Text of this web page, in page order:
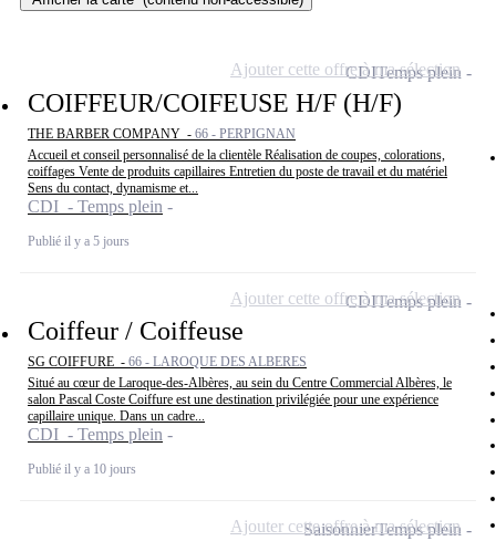
COIFFEUR/COIFEUSE H/F (H/F)
THE BARBER COMPANY - 66 - PERPIGNAN
Accueil et conseil personnalisé de la clientèle Réalisation de coupes, colorations,
coiffages Vente de produits capillaires Entretien du poste de travail et du matériel
Sens du contact, dynamisme et...
CDI - Temps plein
Publié il y a 5 jours
CDITemps plein
Ajouter cette offre à ma sélection
Coiffeur / Coiffeuse
SG COIFFURE - 66 - LAROQUE DES ALBERES
Situé au cœur de Laroque-des-Albères, au sein du Centre Commercial Albères, le
salon Pascal Coste Coiffure est une destination privilégiée pour une expérience
capillaire unique. Dans un cadre...
CDI - Temps plein
Publié il y a 10 jours
CDITemps plein
Ajouter cette offre à ma sélection
SaisonnierTemps plein
Ajouter cette offre à ma sélection